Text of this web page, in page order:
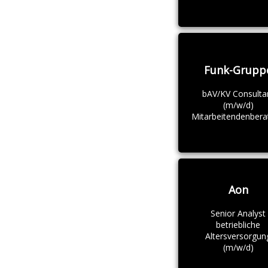
Funk-
bAV/KV
(m/w/d)
Aon
Senior Analyst
betriebliche
(m/w/d)